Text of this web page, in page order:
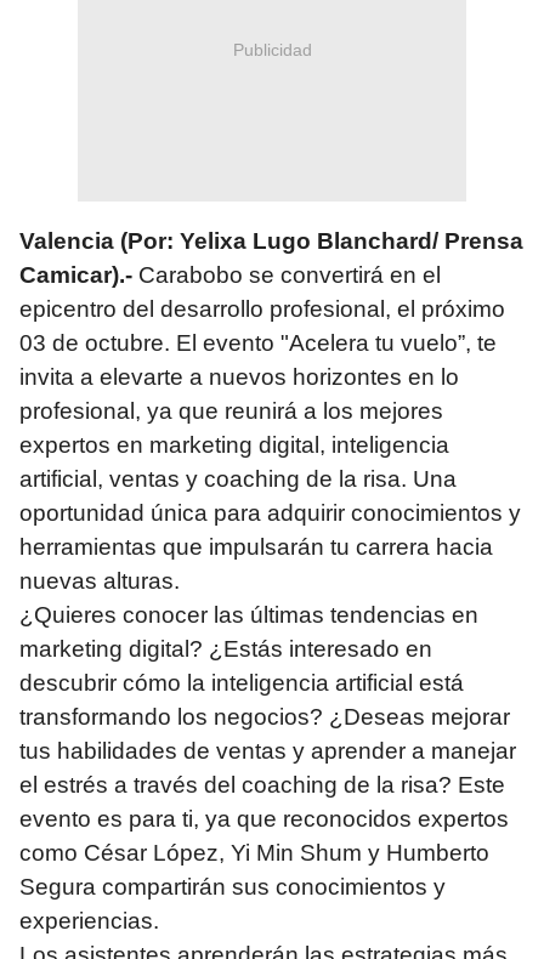
Publicidad
Valencia (Por: Yelixa Lugo Blanchard/ Prensa
Camicar).- Carabobo se convertirá en el
epicentro del desarrollo profesional, el próximo
03 de octubre. El evento "Acelera tu vuelo”, te
invita a elevarte a nuevos horizontes en lo
profesional, ya que reunirá a los mejores
expertos en marketing digital, inteligencia
artificial, ventas y coaching de la risa. Una
oportunidad única para adquirir conocimientos y
herramientas que impulsarán tu carrera hacia
nuevas alturas.
¿Quieres conocer las últimas tendencias en
marketing digital? ¿Estás interesado en
descubrir cómo la inteligencia artificial está
transformando los negocios? ¿Deseas mejorar
tus habilidades de ventas y aprender a manejar
el estrés a través del coaching de la risa? Este
evento es para ti, ya que reconocidos expertos
como César López, Yi Min Shum y Humberto
Segura compartirán sus conocimientos y
experiencias.